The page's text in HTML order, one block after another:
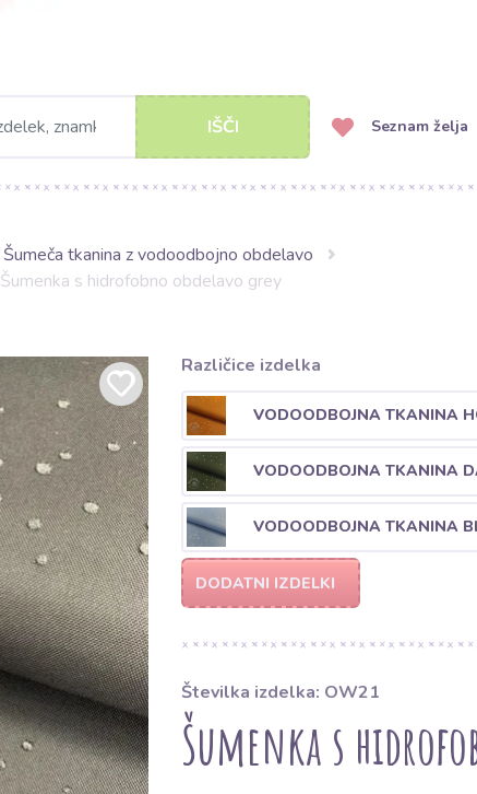
IŠČI Seznam želja
Šumeča tkanina z vodoodbojno obdelavo
Šumenka s hidrofobno obdelavo grey
Različice izdelka
VODOODBOJNA TKANINA
VODOODBOJNA TKANINA
VODOODBOJNA TKANINA
DODATNI IZDELKI
Številka izdelka: OW21
Šumenka s